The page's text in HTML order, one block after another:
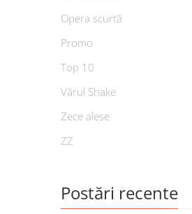
Opera scurtă
Promo
Top 10
Vărul Shake
Zece alese
ZZ
Postări recente